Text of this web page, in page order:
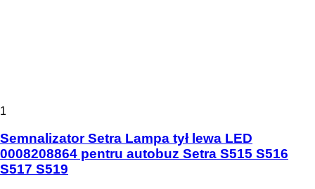
1
Semnalizator Setra Lampa tył lewa LED
0008208864 pentru autobuz Setra S515 S516
S517 S519